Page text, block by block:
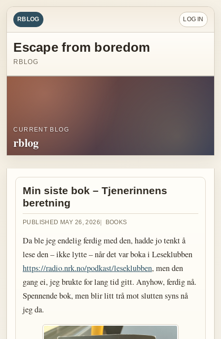
RBLOG LOG IN
Escape from boredom
RBLOG
CURRENT BLOG
rblog
Min siste bok – Tjenerinnens
beretning
PUBLISHED MAY 26, 2026 BOOKS
Da ble jeg endelig ferdig med den, hadde jo tenkt å
lese den – ikke lytte – når det var boka i Leseklubben
https://radio.nrk.no/podkast/leseklubben, men den
gang ei, jeg brukte for lang tid gitt. Anyhow, ferdig nå.
Spennende bok, men blir litt trå mot slutten syns nå
jeg da.